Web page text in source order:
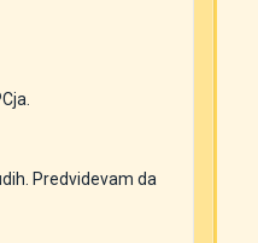
Predvidevam da